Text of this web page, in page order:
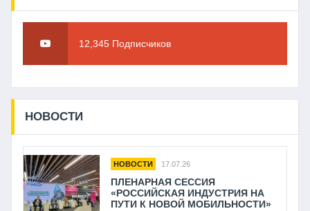
12,345 Подписчиков
НОВОСТИ
НОВОСТИ 17.07.26
ПЛЕНАРНАЯ СЕССИЯ
«РОССИЙСКАЯ ИНДУСТРИЯ НА
ПУТИ К НОВОЙ МОБИЛЬНОСТИ»